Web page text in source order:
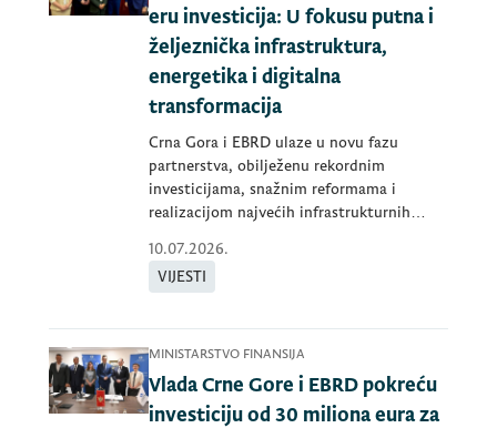
eru investicija: U fokusu putna i
željeznička infrastruktura,
energetika i digitalna
transformacija
Crna Gora i EBRD ulaze u novu fazu
partnerstva, obilježenu rekordnim
investicijama, snažnim reformama i
realizacijom najvećih infrastrukturnih
10.07.2026.
VIJESTI
MINISTARSTVO FINANSIJA
Vlada Crne Gore i EBRD pokreću
investiciju od 30 miliona eura za